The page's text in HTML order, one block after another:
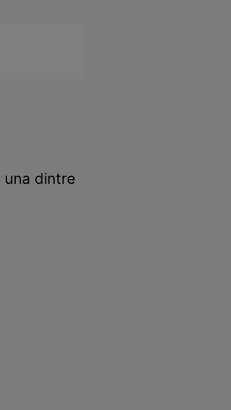
una dintre